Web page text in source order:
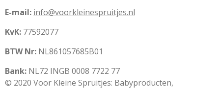
E-mail: info@voorkleinespruitjes.nl
KvK: 77592077
BTW Nr: NL861057685B01
Bank: NL72 INGB 0008 7722 77
© 2020 Voor Kleine Spruitjes: Babyproducten,